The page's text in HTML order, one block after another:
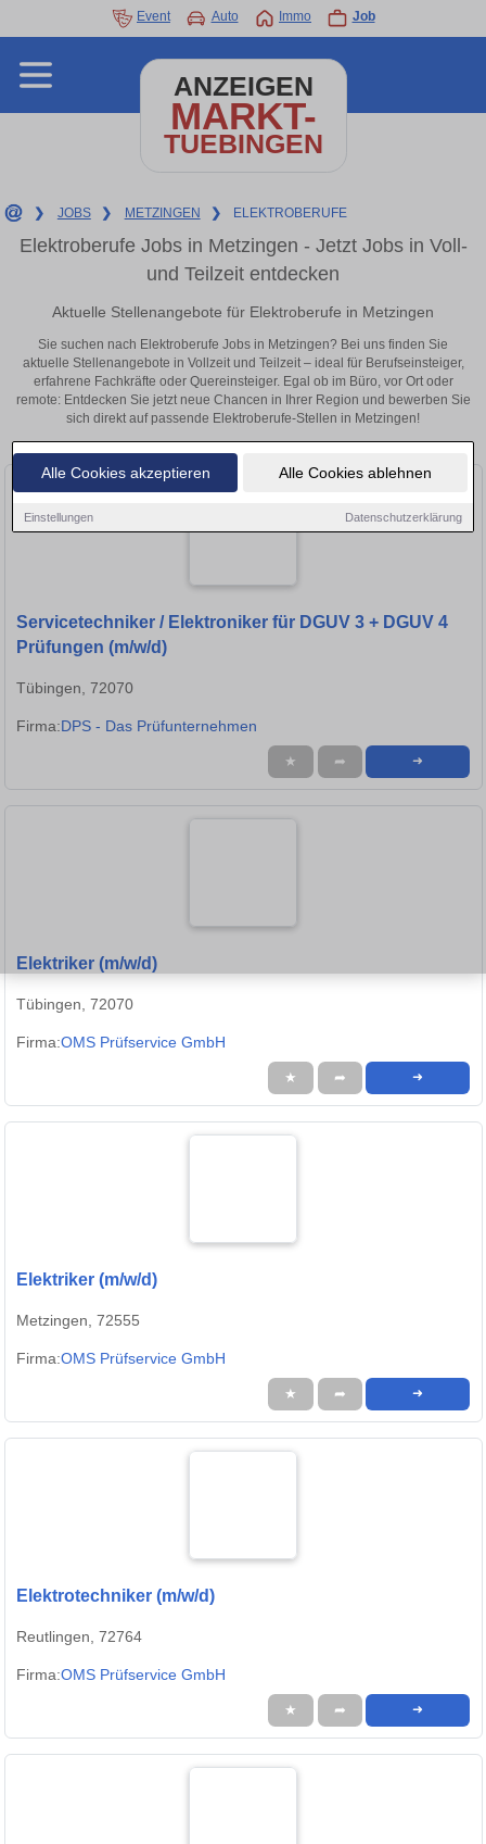
Alle Cookies akzeptieren Alle Cookies ablehnen
Einstellungen Datenschutzerklärung
Event Auto Immo Job
ANZEIGEN
MARKT-
TUEBINGEN
❯ JOBS ❯ METZINGEN ❯ ELEKTROBERUFE
Elektroberufe Jobs in Metzingen - Jetzt Jobs in Voll-
und Teilzeit entdecken
Aktuelle Stellenangebote für Elektroberufe in Metzingen
Sie suchen nach Elektroberufe Jobs in Metzingen? Bei uns finden Sie
aktuelle Stellenangebote in Vollzeit und Teilzeit – ideal für Berufseinsteiger,
erfahrene Fachkräfte oder Quereinsteiger. Egal ob im Büro, vor Ort oder
remote: Entdecken Sie jetzt neue Chancen in Ihrer Region und bewerben Sie
sich direkt auf passende Elektroberufe-Stellen in Metzingen!
Servicetechniker / Elektroniker für DGUV 3 + DGUV 4
Prüfungen (m/w/d)
Tübingen, 72070
Firma:DPS - Das Prüfunternehmen
★ ➦ ➜
Elektriker (m/w/d)
Tübingen, 72070
Firma:OMS Prüfservice GmbH
★ ➦ ➜
Elektriker (m/w/d)
Metzingen, 72555
Firma:OMS Prüfservice GmbH
★ ➦ ➜
Elektrotechniker (m/w/d)
Reutlingen, 72764
Firma:OMS Prüfservice GmbH
★ ➦ ➜